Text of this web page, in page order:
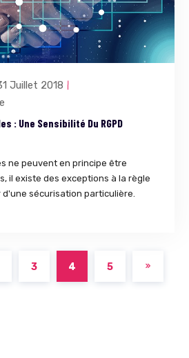
Juillet 2018
: Une Sensibilité Du RGPD
ne peuvent en principe être
il existe des exceptions à la règle
sécurisation particulière.
3 4 5